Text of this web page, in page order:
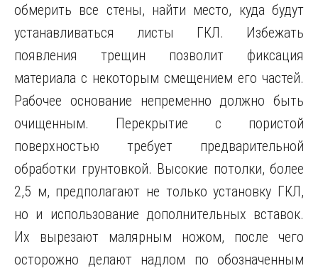
обмерить все стены, найти место, куда будут
устанавливаться листы ГКЛ. Избежать
появления трещин позволит фиксация
материала с некоторым смещением его частей.
Рабочее основание непременно должно быть
очищенным. Перекрытие с пористой
поверхностью требует предварительной
обработки грунтовкой. Высокие потолки, более
2,5 м, предполагают не только установку ГКЛ,
но и использование дополнительных вставок.
Их вырезают малярным ножом, после чего
осторожно делают надлом по обозначенным